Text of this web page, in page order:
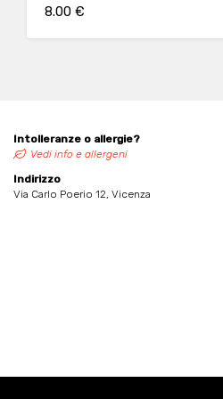
8.00 €
Intolleranze o allergie?
Vedi info e allergeni
Indirizzo
Via Carlo Poerio 12, Vicenza